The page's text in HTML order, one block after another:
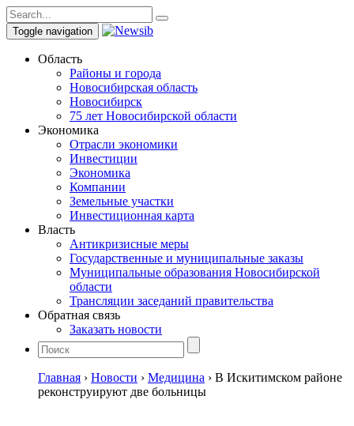
Toggle navigation
Область
Районы и города
Новосибирская область
Новосибирск
75 лет Новосибирской области
Экономика
Отрасли экономики
Инвестиции
Экономика
Компании
Земельные участки
Инвестиционная карта
Власть
Антикризисные меры
Государственные и муниципальные заказы
Муниципальные образования Новосибирской
области
Трансляции заседаний правительства
Обратная связь
Заказать новости
Главная › Новости › Медицина › В Искитимском районе
реконструируют две больницы